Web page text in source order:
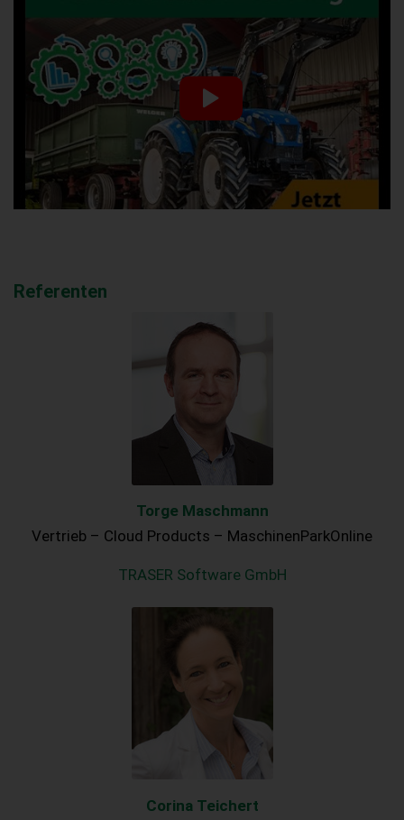
Referenten
Torge Maschmann
Vertrieb – Cloud Products – MaschinenParkOnline
TRASER Software GmbH
Corina Teichert